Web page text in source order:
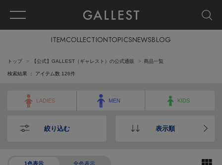
ITEMCOLLECTIONTOPICSNEWSBLOG
トップ 【公式】GALLEST（ギャレスト）の公式通販 商品一覧
検索結果 ： アイテム数 126件
LADIES MEN KIDS
絞り込む 表示順
1色表示 全色表示